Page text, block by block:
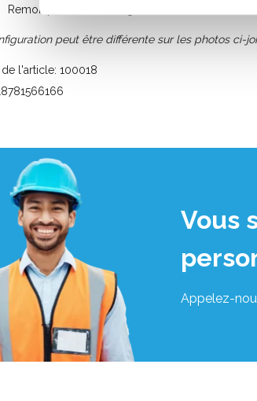
Remorque d'échafaudage 250
peut être différente sur les photos ci-
l'article: 100018
Vous
Appelez-